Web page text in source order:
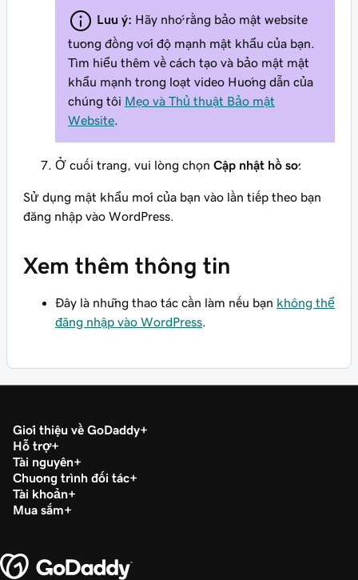
Lưu ý: Hãy nhớ rằng bảo mật website
tương đồng với độ mạnh mật khẩu của bạn.
Tìm hiểu thêm về cách tạo và bảo mật mật
khẩu mạnh trong loạt video Hướng dẫn của
chúng tôi Mẹo và Thủ thuật Bảo mật
Website
Ở cuối trang, vui lòng chọn Cập nhật hồ sơ.
Sử dụng mật khẩu mới của bạn vào lần tiếp theo bạn
đăng nhập vào WordPress.
Xem thêm thông tin
Đây là những thao tác cần làm nếu bạn không thể
đăng nhập vào WordPress
Giới thiệu về GoDaddy
Hỗ trợ
Tài nguyên
Chương trình đối tác
Tài khoản
Mua sắm